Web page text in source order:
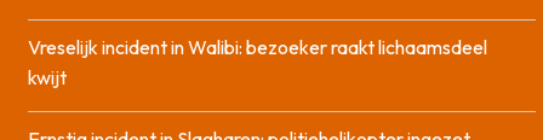
Vreselijk incident in Walibi: bezoeker raakt lichaamsdeel
kwijt